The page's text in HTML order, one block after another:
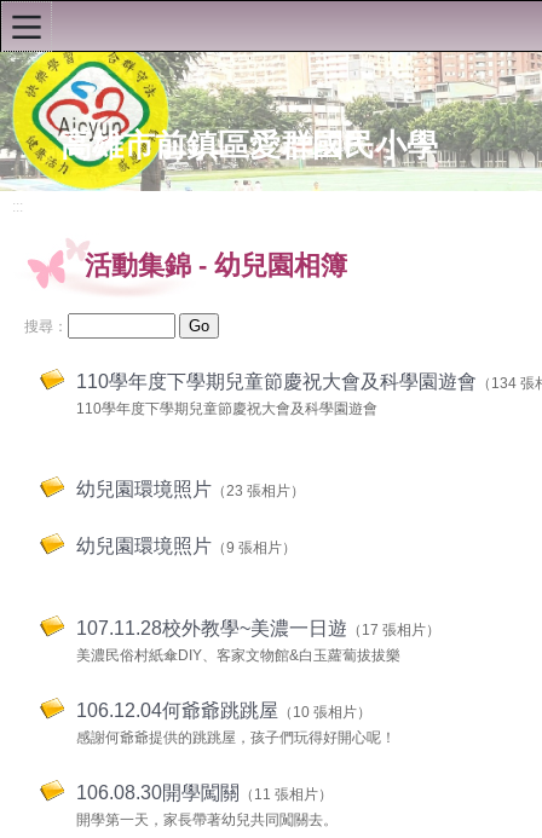
高雄市前鎮區愛群國民小學
:::
首頁
認識愛群
學校公告
公開授課
課程計畫
幼兒園相簿
愛群志工團
學生專區
親師園地
網管專區
:::
活動集錦- 幼兒園相簿
搜尋：
110學年度下學期兒童節慶祝大會及科學園遊會 （134 張
110學年度下學期兒童節慶祝大會及科學園遊會
幼兒園環境照片（23 張相片）
幼兒園環境照片（9 張相片）
107.11.28校外教學~美濃一日遊 （17 張相片）
美濃民俗村紙傘DIY、客家文物館&白玉蘿蔔拔拔樂
106.12.04何爺爺跳跳屋 （10 張相片）
感謝何爺爺提供的跳跳屋，孩子們玩得好開心呢！
106.08.30開學闖關
（11 張相片）
開學第一天，家長帶著幼兒共同闖關去。